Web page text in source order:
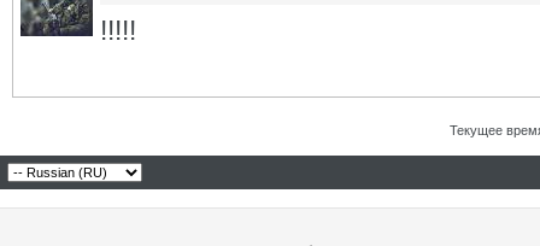
!!!!!
Текущее